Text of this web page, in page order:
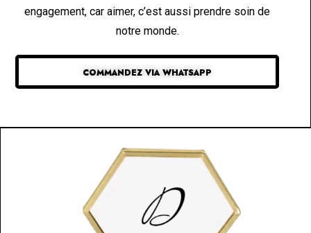
engagement, car aimer, c’est aussi prendre soin de
notre monde.
COMMANDEZ VIA WHATSAPP